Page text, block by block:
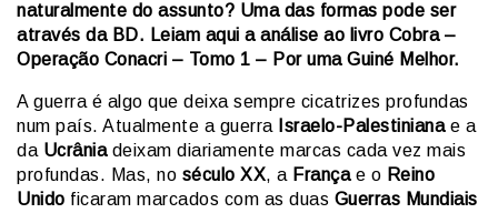
naturalmente do assunto? Uma das formas pode ser
através da BD. Leiam aqui a análise ao livro Cobra –
Operação Conacri – Tomo 1 – Por uma Guiné Melhor.
A guerra é algo que deixa sempre cicatrizes profundas
num país. Atualmente a guerra
Israelo-Palestinianae a
da Ucrâniadeixam diariamente marcas cada vez mais
profundas. Mas, no século XX, a Françae o Reino
Unido ficaram marcados com as duas Guerras Mundiais